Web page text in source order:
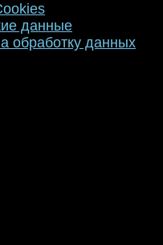
данные
обработку данных